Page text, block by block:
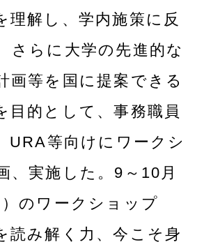
理解し、学内施策に反
さらに大学の先進的な
画等を国に提案できる
目的として、事務職員
URA等向けにワークシ
、実施した。9～10月
のワークショップ
読み解く力、今こそ身